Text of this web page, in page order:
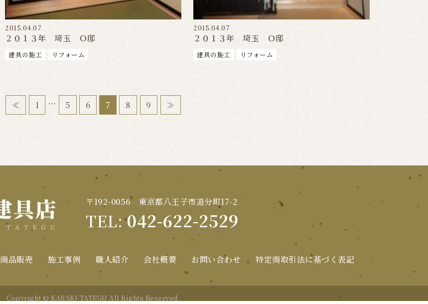
2015.04.07
２０１３年 埼玉 Ｏ邸
建具の施工 リフォーム
2015.04.07
２０１３年 埼玉 Ｏ邸
建具の施工 リフォーム
≪ 1 … 5 6 7 8 9 ≫
〒192-0056 東京都八王子市追分町17-2
TEL:042-622-2529
商品販売 施工事例 職人紹介 会社概要 お問い合わせ 特定商取引法に基づく表記
Copyright © KARAKI-TATEGU All Rights Reserved.